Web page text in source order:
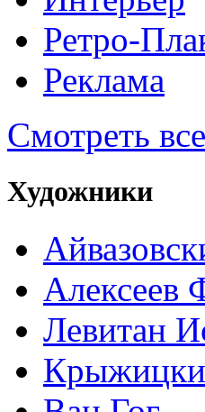
Ретро-
Реклама
Смотреть все
Художники
Алексеев
Левитан